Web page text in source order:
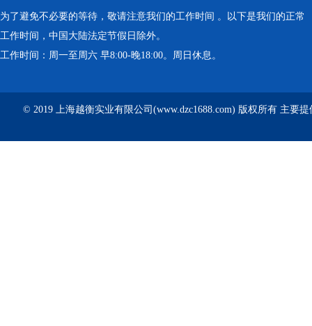
为了避免不必要的等待，敬请注意我们的工作时间 。以下是我们的正常
工作时间，中国大陆法定节假日除外。
工作时间：周一至周六 早8:00-晚18:00。周日休息。
© 2019 上海越衡实业有限公司(www.dzc1688.com) 版权所有 主要提